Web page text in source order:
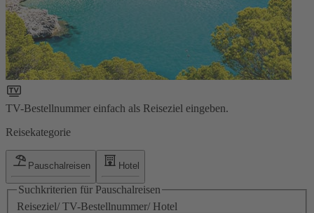
TV-Bestellnummer einfach als Reiseziel eingeben.
Reisekategorie
Pauschalreisen Hotel
Suchkriterien für Pauschalreisen
Reiseziel/ TV-Bestellnummer/ Hotel